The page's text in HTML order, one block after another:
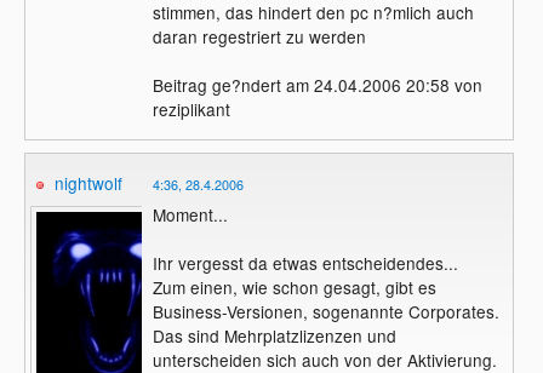
stimmen, das hindert den pc n?mlich auch
daran regestriert zu werden
Beitrag ge?ndert am 24.04.2006 20:58 von
reziplikant
nightwolf 4:36, 28.4.2006
Moment...
Ihr vergesst da etwas entscheidendes...
Zum einen, wie schon gesagt, gibt es
Business-Versionen, sogenannte Corporates.
Das sind Mehrplatzlizenzen und
unterscheiden sich auch von der Aktivierung.